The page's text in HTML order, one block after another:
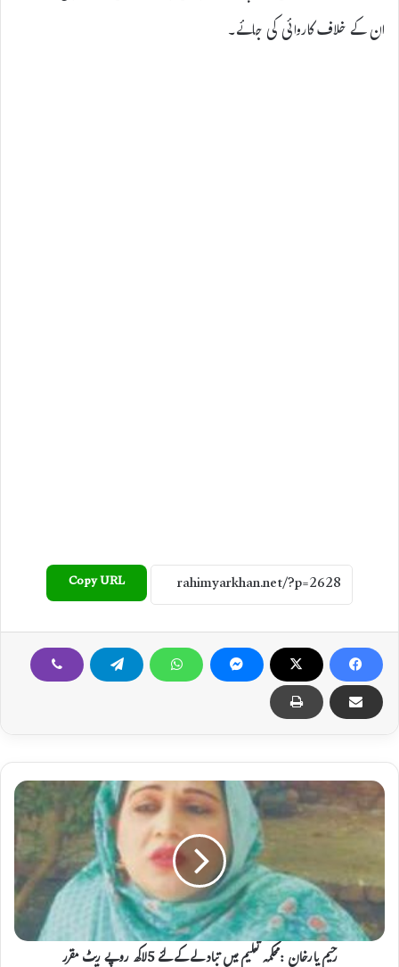
ان کے خلاف کاروائی کی جائے۔
Copy URL
ر
ح
ی
ار
خا
رحیم یارخان :محکمہ تعلیم میں تبادلے کے لئے 5لاکھ روپے ریٹ مقرر